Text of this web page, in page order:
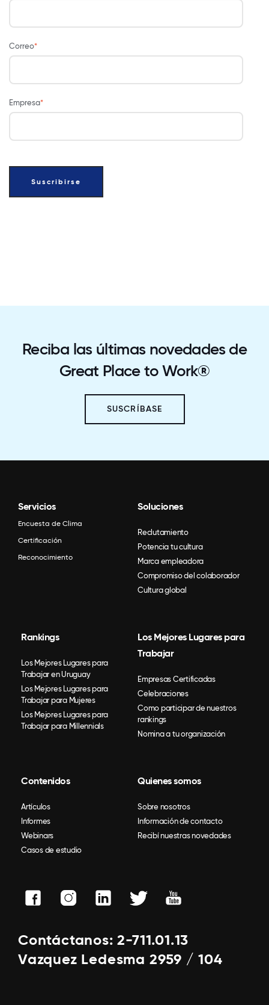
Correo*
Empresa*
Reciba las últimas novedades de
Great Place to Work®
SUSCRÍBASE
Servicios
Encuesta de Clima
Certificación
Reconocimiento
Soluciones
Reclutamiento
Potencia tu cultura
Marca empleadora
Compromiso del colaborador
Cultura global
Rankings
Los Mejores Lugares para
Trabajar en Uruguay
Los Mejores Lugares para
Trabajar para Mujeres
Los Mejores Lugares para
Trabajar para Millennials
Los Mejores Lugares para
Trabajar
Empresas Certificadas
Celebraciones
Como participar de nuestros
rankings
Nomina a tu organización
Contenidos
Artículos
Informes
Webinars
Casos de estudio
Quienes somos
Sobre nosotros
Información de contacto
Recibí nuestras novedades
Contáctanos: 2-711.01.13
Vazquez Ledesma 2959 / 104